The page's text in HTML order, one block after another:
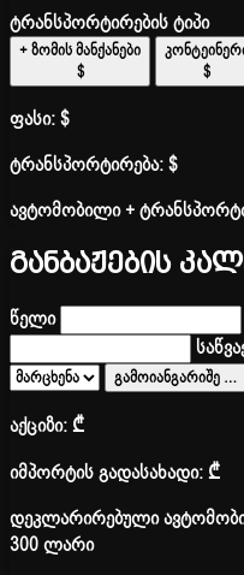
ტრანსპორტირების ტიპი
+ ზომის მანქანები
$
$
ფასი:$
ტრანსპორტირება:$
ავტომობილი +
განბაჟების
წელი
გამოიანგარიშე …
აქციზი:₾
იმპორტის გადასახადი:₾
დეკლარირებული
300 ლარი